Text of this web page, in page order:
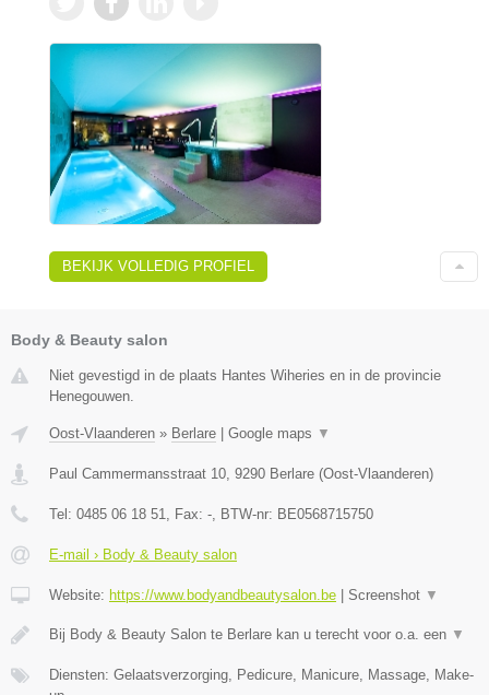
BEKIJK VOLLEDIG PROFIEL
Body & Beauty salon
Niet gevestigd in de plaats Hantes Wiheries en in de provincie
Henegouwen.
Oost-Vlaanderen » Berlare | Google maps ▼
Paul Cammermansstraat 10 9290 Berlare (Oost-Vlaanderen)
Tel: 0485 06 18 51 , Fax: - , BTW-nr: BE0568715750
E-mail › Body & Beauty salon
Website: https://www.bodyandbeautysalon.be | Screenshot ▼
Bij Body & Beauty Salon te Berlare kan u terecht voor o.a. een ▼
Diensten: Gelaatsverzorging, Pedicure, Manicure, Massage, Make-